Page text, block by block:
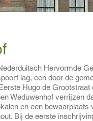
Hervormde
lag, een door de
Hugo de Grootstraat
Weduwenhof verrijzen
en een
Bij de eerste